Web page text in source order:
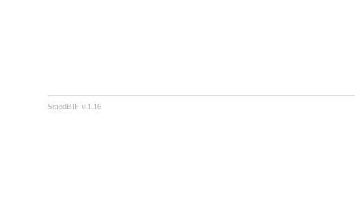
SmodBIP v.1.16